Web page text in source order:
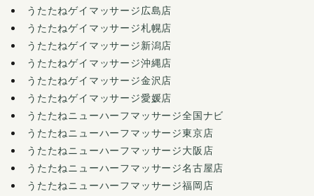
うたたねゲイマッサージ広島店
うたたねゲイマッサージ札幌店
うたたねゲイマッサージ新潟店
うたたねゲイマッサージ沖縄店
うたたねゲイマッサージ金沢店
うたたねゲイマッサージ愛媛店
うたたねニューハーフマッサージ全国ナビ
うたたねニューハーフマッサージ東京店
うたたねニューハーフマッサージ大阪店
うたたねニューハーフマッサージ名古屋店
うたたねニューハーフマッサージ福岡店